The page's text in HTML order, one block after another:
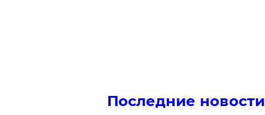
Последние новости